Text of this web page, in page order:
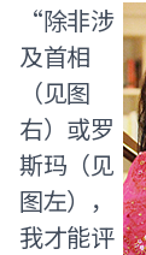
“除非涉
及首相
（见图
右）或罗
斯玛（见
图左），
我才能评